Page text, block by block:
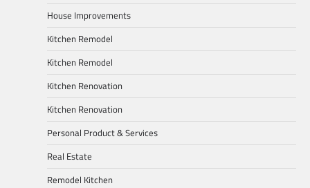
House Improvements
Kitchen Remodel
Kitchen Remodel
Kitchen Renovation
Kitchen Renovation
Personal Product & Services
Real Estate
Remodel Kitchen